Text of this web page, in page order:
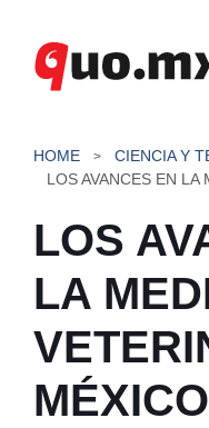
contenido
HOME
CIENCIA Y
LOS
LA